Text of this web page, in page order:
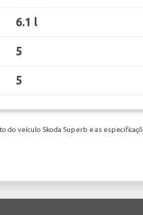
6.1 l
5
5
veículo Skoda Superb e as